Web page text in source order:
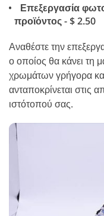
Επεξεργασία
προϊόντος - $ 2.50
Αναθέστε την
ο οποίος θα κάνει τη
χρωμάτων γρήγορα
ανταποκρίνεται στις
ιστότοπού σας.